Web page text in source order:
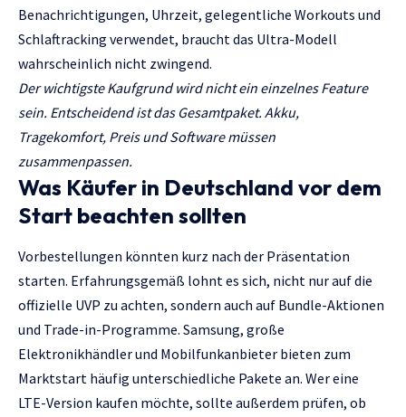
Benachrichtigungen, Uhrzeit, gelegentliche Workouts und
Schlaftracking verwendet, braucht das Ultra-Modell
wahrscheinlich nicht zwingend.
Der wichtigste Kaufgrund wird nicht ein einzelnes Feature
sein. Entscheidend ist das Gesamtpaket. Akku,
Tragekomfort, Preis und Software müssen
zusammenpassen.
Was Käufer in Deutschland vor dem
Start beachten sollten
Vorbestellungen könnten kurz nach der Präsentation
starten. Erfahrungsgemäß lohnt es sich, nicht nur auf die
offizielle UVP zu achten, sondern auch auf Bundle-Aktionen
und Trade-in-Programme. Samsung, große
Elektronikhändler und Mobilfunkanbieter bieten zum
Marktstart häufig unterschiedliche Pakete an. Wer eine
LTE-Version kaufen möchte, sollte außerdem prüfen, ob